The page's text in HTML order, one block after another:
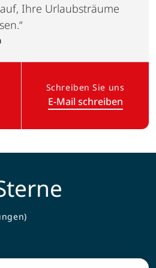
Ihre Urlaubsträume
in neuem Tab)
Schreiben Sie uns
E-Mail schreiben